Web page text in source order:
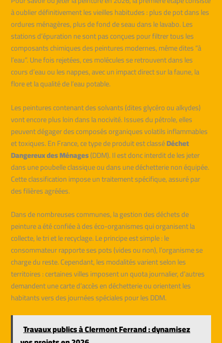
à oublier définitivement les vieilles habitudes : plus de pot dans les
ordures ménagères, plus de fond de seau dans le lavabo. Les
stations d’épuration ne sont pas conçues pour filtrer tous les
composants chimiques des peintures modernes, même dites “à
l’eau”. Une fois rejetées, ces molécules se retrouvent dans les
cours d’eau ou les nappes, avec un impact direct sur la faune, la
flore et la qualité de l’eau potable.
Les peintures contenant des solvants (dites glycéro ou alkydes)
vont encore plus loin dans la nocivité. Issues du pétrole, elles
peuvent dégager des composés organiques volatils inflammables
et toxiques. En France, ce type de produit est classéDéchet
Dangereux des Ménages(DDM). Il est donc interdit de les jeter
dans une poubelle classique ou dans une déchetterie non équipée.
Cette classification impose un traitement spécifique, assuré par
des filières agréées.
Dans de nombreuses communes, la gestion des déchets de
peinture a été confiée à des éco-organismes qui organisent la
collecte, le tri et le recyclage. Le principe est simple : le
consommateur rapporte ses pots (vides ou non), l’organisme se
charge du reste. Cependant, les modalités varient selon les
territoires : certaines villes imposent un quota journalier, d’autres
demandent une carte d’accès en déchetterie ou orientent les
habitants vers des journées spéciales pour les DDM.
Travaux publics à Clermont Ferrand : dynamisez